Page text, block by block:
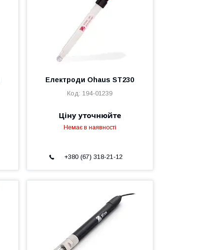
Електроди Ohaus ST230
194-01239
Ціну уточнюйте
Немає в наявності
+380 (67) 318-21-12